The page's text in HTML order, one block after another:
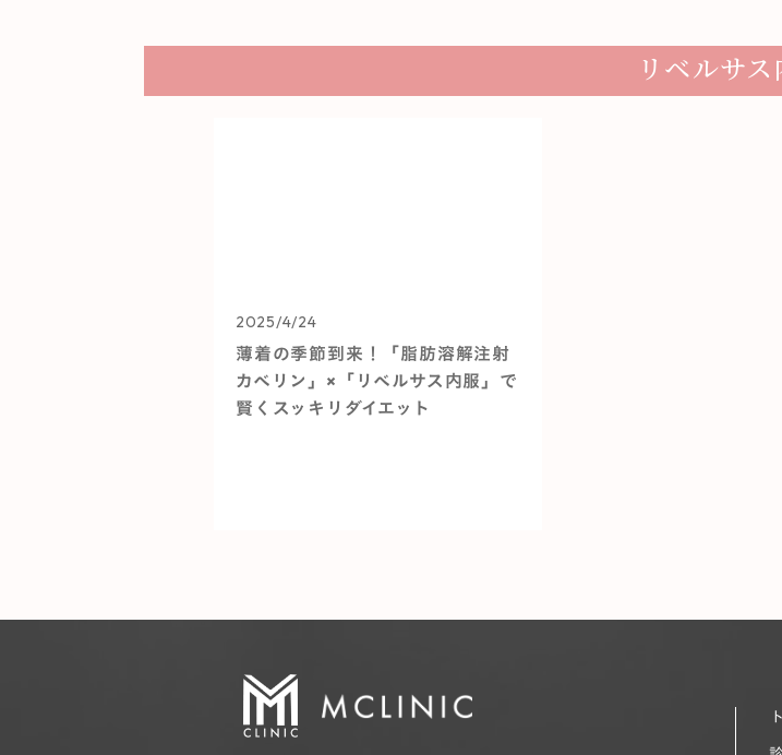
リベルサス
2025/4/24
薄着の季節到来！「脂肪溶解注射
カベリン」×「リベルサス内服」で
賢くスッキリダイエット